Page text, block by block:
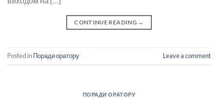
CONTINUE READING →
Posted in Поради оратору Leave a comment
ПОРАДИ ОРАТОРУ